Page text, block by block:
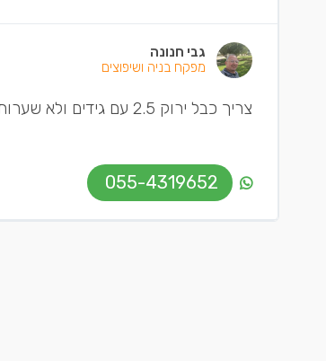
גבי חנונה
מפקח בניה ושיפוצים
צריך כבל ירוק 2.5 עם גידים ולא שערות
055-4319652